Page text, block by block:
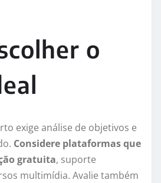
o
exige análise de objetivos e
Considere plataformas que
gratuita, suporte
multimídia. Avalie também